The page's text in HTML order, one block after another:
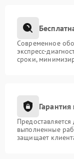
Современное
экспресс-
сроки,
выполненные
защищает